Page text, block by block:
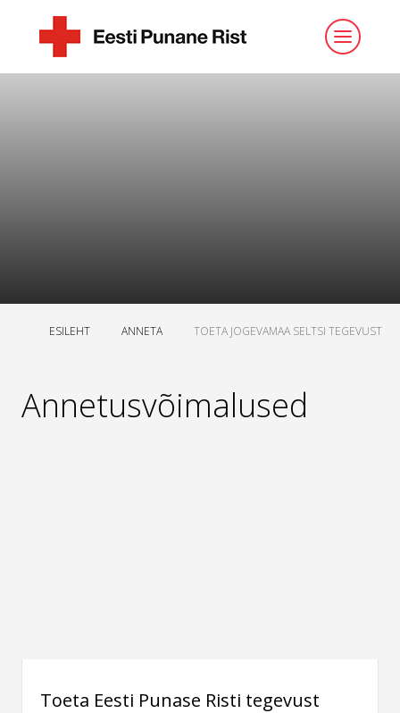
ESILEHT ANNETA TOETA JOGEVAMAA SELTSI TEGEVUST
Annetusvõimalused
Toeta Eesti Punase Risti tegevust